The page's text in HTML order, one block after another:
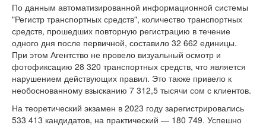
По данным автоматизированной информационной системы
"Регистр транспортных средств", количество транспортных
средств, прошедших повторную регистрацию в течение
одного дня после первичной, составило 32 662 единицы.
При этом Агентство не провело визуальный осмотр и
фотофиксацию 28 320 транспортных средств, что является
нарушением действующих правил. Это также привело к
необоснованному взысканию 7 312,5 тысячи сом с клиентов.
На теоретический экзамен в 2023 году зарегистрировались
533 413 кандидатов, на практический — 180 749. Успешно